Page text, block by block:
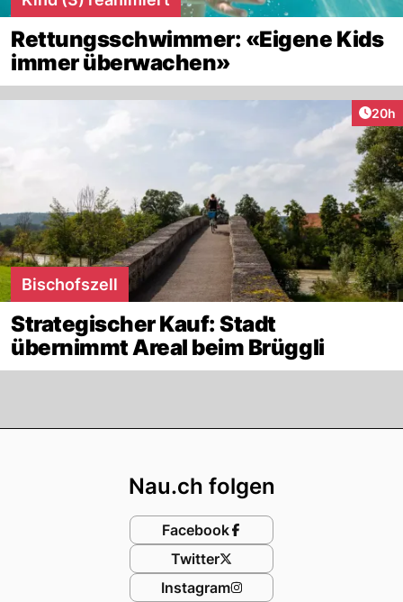
Rettungsschwimmer: «Eigene Kids
immer überwachen»
20h
Bischofszell
Strategischer Kauf: Stadt
übernimmt Areal beim Brüggli
Nau.ch folgen
Facebook
Twitter
Instagram